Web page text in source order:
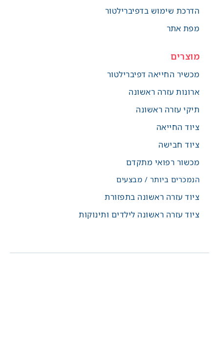
הדרכת שימוש בדפיברילטור
מפת אתר
מוצרים
מכשיר החייאה דפיברילטור
ארונות עזרה ראשונה
תיקי עזרה ראשונה
ציוד החייאה
ציוד חבישה
מכשור רפואי מתקדם
הנמכרים ביותר / מבצעים
ציוד עזרה ראשונה בתפזורת
ציוד עזרה ראשונה לילדים ותינוקות